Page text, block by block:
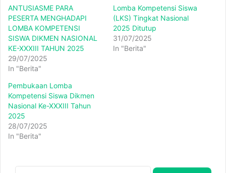
ANTUSIASME PARA
PESERTA MENGHADAPI
LOMBA KOMPETENSI
SISWA DIKMEN NASIONAL
KE-XXXIII TAHUN 2025
29/07/2025
In "Berita"
Lomba Kompetensi Siswa
(LKS) Tingkat Nasional
2025 Ditutup
31/07/2025
In "Berita"
Pembukaan Lomba
Kompetensi Siswa Dikmen
Nasional Ke-XXXIII Tahun
2025
28/07/2025
In "Berita"